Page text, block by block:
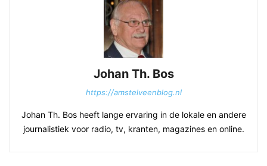
Johan Th. Bos
https://amstelveenblog.nl
Johan Th. Bos heeft lange ervaring in de lokale en andere
journalistiek voor radio, tv, kranten, magazines en online.